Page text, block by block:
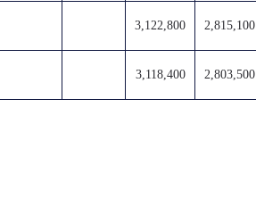
3,122,800 2,815,100
3,118,400 2,803,500